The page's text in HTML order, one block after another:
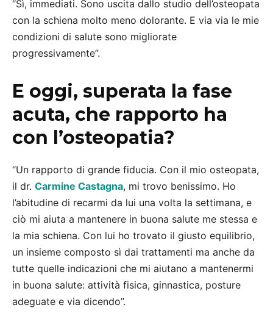
“Sì, immediati. Sono uscita dallo studio dell’osteopata
con la schiena molto meno dolorante. E via via le mie
condizioni di salute sono migliorate
progressivamente”.
E oggi, superata la fase
acuta, che rapporto ha
con l’osteopatia?
“Un rapporto di grande fiducia. Con il mio osteopata,
il dr. Carmine Castagna, mi trovo benissimo. Ho
l’abitudine di recarmi da lui una volta la settimana, e
ciò mi aiuta a mantenere in buona salute me stessa e
la mia schiena. Con lui ho trovato il giusto equilibrio,
un insieme composto sì dai trattamenti ma anche da
tutte quelle indicazioni che mi aiutano a mantenermi
in buona salute: attività fisica, ginnastica, posture
adeguate e via dicendo”.